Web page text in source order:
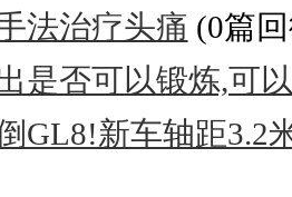
法治疗头痛 (0篇
是否可以锻炼,可
GL8!新车轴距3.2